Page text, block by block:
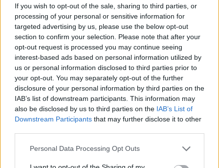
If you wish to opt-out of the sale, sharing to third parties, or
processing of your personal or sensitive information for
targeted advertising by us, please use the below opt-out
section to confirm your selection. Please note that after your
opt-out request is processed you may continue seeing
interest-based ads based on personal information utilized by
us or personal information disclosed to third parties prior to
your opt-out. You may separately opt-out of the further
disclosure of your personal information by third parties on the
IAB’s list of downstream participants. This information may
also be disclosed by us to third parties on the IAB’s List of
Downstream Participants that may further disclose it to other
Personal Data Processing Opt Outs
5/ Λ. Βιγιαφάνιες-Παναθηναϊκός
6/ Ν. Καρέλης-Παναιτωλικός
7/ Γ. Κούρτιτς-ΠΑΟΚ
?️ Ψηφίστε στο
https://t.co/bjcu55VVGhτον
#Interwetten#Potmτου
#December.